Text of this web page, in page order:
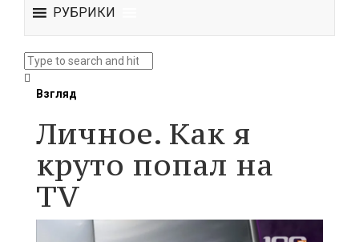
РУБРИКИ
Взгляд
Личное. Как я
круто попал на
TV